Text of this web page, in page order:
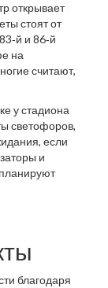
открывает
стоят от
и 86‑й
на
считают,
у стадиона
светофоров,
если
и
благодаря